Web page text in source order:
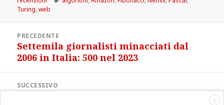
Turing,web
articoliPRECEDENTE
Articolo
precedente:
Settemila giornalisti minacciati dal
2006 in Italia: 500 nel 2023
SUCCESSIVO
X